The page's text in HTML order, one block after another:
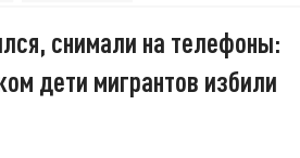
снимали на телефоны:
дети мигрантов избили